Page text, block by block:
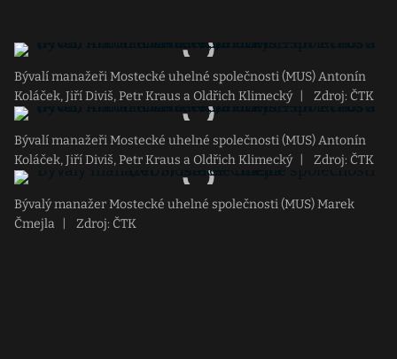
Bývalí manažeři Mostecké uhelné společnosti (MUS) Antonín
Koláček, Jiří Diviš, Petr Kraus a Oldřich Klimecký
Zdroj: ČTK
Bývalí manažeři Mostecké uhelné společnosti (MUS) Antonín
Koláček, Jiří Diviš, Petr Kraus a Oldřich Klimecký
Zdroj: ČTK
Bývalý manažer Mostecké uhelné společnosti (MUS) Marek
Čmejla
Zdroj: ČTK